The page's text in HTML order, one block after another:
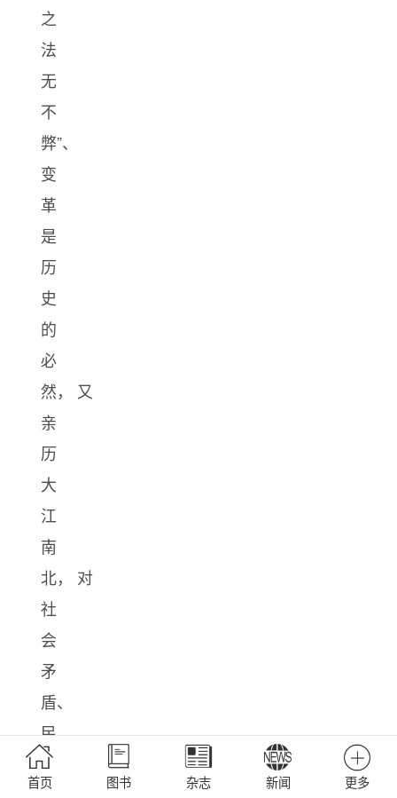
之
法
无
不
弊”、
变
革
是
历
史
的
必
然， 又
亲
历
大
江
南
北， 对
社
会
矛
盾、
民
生
首页 图书 杂志 新闻 更多